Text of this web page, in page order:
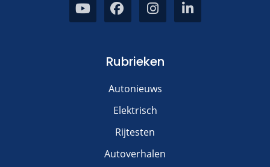
Rubrieken
Autonieuws
Elektrisch
Rijtesten
Autoverhalen